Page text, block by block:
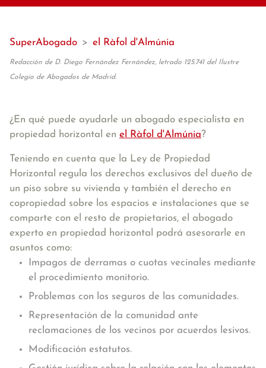
SuperAbogado > el Ràfol d'Almúnia
Redacción de D. Diego Fernández Fernández, letrado 125.741 del Ilustre
Colegio de Abogados de Madrid.
¿En qué puede ayudarle un abogado especialista en
propiedad horizontal en el Ràfol d'Almúnia?
Teniendo en cuenta que la Ley de Propiedad
Horizontal regula los derechos exclusivos del dueño de
un piso sobre su vivienda y también el derecho en
copropiedad sobre los espacios e instalaciones que se
comparte con el resto de propietarios, el abogado
experto en propiedad horizontal podrá asesorarle en
asuntos como:
Impagos de derramas o cuotas vecinales mediante
el procedimiento monitorio.
Problemas con los seguros de las comunidades.
Representación de la comunidad ante
reclamaciones de los vecinos por acuerdos lesivos.
Modificación estatutos.